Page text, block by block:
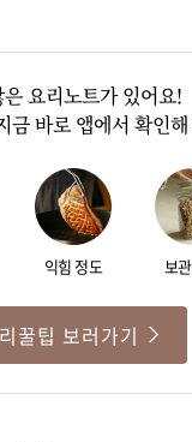
은 요리노트가 있어요!
금 바로 앱에서 확인
익힘 정도 보
꿀팁 보러가기